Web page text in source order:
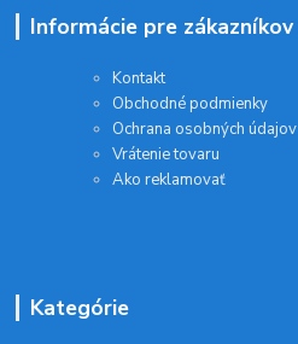
Informácie pre zákazníkov
Kontakt
Obchodné podmienky
Ochrana osobných údajov
Vrátenie tovaru
Ako reklamovať
Kategórie